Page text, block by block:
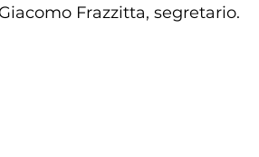
Frazzitta, segretario.